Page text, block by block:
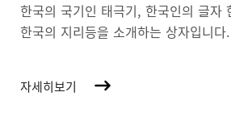
한국의 국기인 태극기, 한국인의 글자
한국의 지리등을 소개하는 상자입니다.
자세히보기